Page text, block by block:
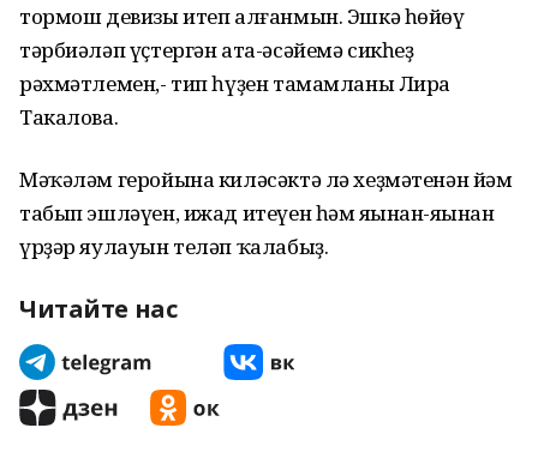
тормош девизы итеп алғанмын. Эшкә һөйөү
тәрбиәләп үҫтергән ата-әсәйемә сикһеҙ
рәхмәтлемен,- тип һүҙен тамамланы Лира
Такалова.
Мәҡәләм геройына киләсәктә лә хеҙмәтенән йәм
табып эшләүен, ижад итеүен һәм яңынан-яңынан
үрҙәр яулауын теләп ҡалабыҙ.
Читайте нас